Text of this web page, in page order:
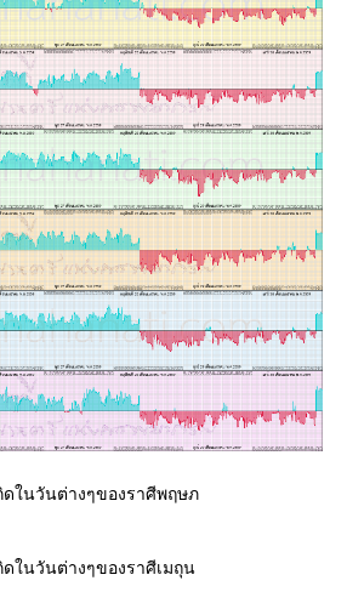
ในวันต่างๆของราศีพฤษภ
นวันต่างๆของราศีเมถุน